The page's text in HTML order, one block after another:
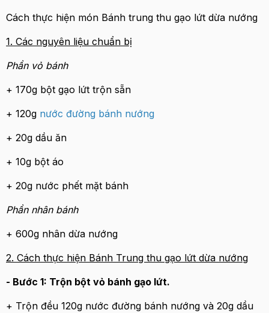
Cách thực hiện món Bánh trung thu gạo lứt dừa nướng
1. Các nguyên liệu chuẩn bị
Phần vỏ bánh
+ 170g bột gạo lứt trộn sẵn
+ 120g nước đường bánh nướng
+ 20g dầu ăn
+ 10g bột áo
+ 20g nước phết mặt bánh
Phần nhân bánh
+ 600g nhân dừa nướng
2. Cách thực hiện Bánh Trung thu gạo lứt dừa nướng
- Bước 1: Trộn bột vỏ bánh gạo lứt.
+ Trộn đều 120g nước đường bánh nướng và 20g dầu